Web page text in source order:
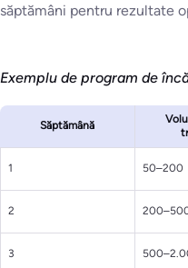
săptămâni pentru rezultate
Exemplu de program de
Săptămână
1 50–200
2
3